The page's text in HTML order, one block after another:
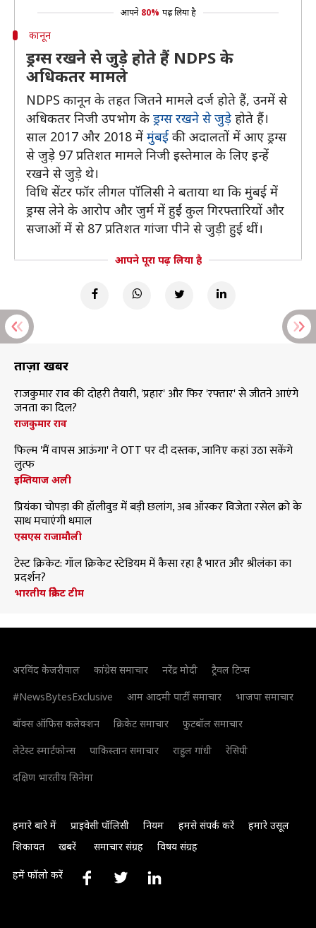
आपने 80% पढ़ लिया है
कानून
ड्रग्स रखने से जुड़े होते हैं NDPS के
अधिकतर मामले
NDPS कानून के तहत जितने मामले दर्ज होते हैं, उनमें से
अधिकतर निजी उपभोग के ड्रग्स रखने से जुड़े होते हैं।
साल 2017 और 2018 में मुंबई की अदालतों में आए ड्रग्स
से जुड़े 97 प्रतिशत मामले निजी इस्तेमाल के लिए इन्हें
रखने से जुड़े थे।
विधि सेंटर फॉर लीगल पॉलिसी ने बताया था कि मुंबई में
ड्रग्स लेने के आरोप और जुर्म में हुईं कुल गिरफ्तारियों और
सजाओं में से 87 प्रतिशत गांजा पीने से जुड़ी हुई थीं।
आपने पूरा पढ़ लिया है
ताज़ा खबरें
राजकुमार राव की दोहरी तैयारी, 'प्रहार' और फिर 'रफ्तार' से जीतने आएंगे
जनता का दिल?
राजकुमार राव
फिल्म 'मैं वापस आऊंगा' ने OTT पर दी दस्तक, जानिए कहां उठा सकेंगे
लुत्फ
इम्तियाज अली
प्रियंका चोपड़ा की हॉलीवुड में बड़ी छलांग, अब ऑस्कर विजेता रसेल क्रो के
साथ मचाएंगी धमाल
एसएस राजामौली
टेस्ट क्रिकेट: गॉल क्रिकेट स्टेडियम में कैसा रहा है भारत और श्रीलंका का
प्रदर्शन?
भारतीय क्रिकेट टीम
अरविंद केजरीवाल कांग्रेस समाचार नरेंद्र मोदी
ट्रैवल टिप्स
#NewsBytesExclusive
आम आदमी पार्टी समाचार
भाजपा समाचार
बॉक्स ऑफिस कलेक्शन
क्रिकेट समाचार
फुटबॉल समाचार
लेटेस्ट स्मार्टफोन्स
पाकिस्तान समाचार राहुल गांधी
रेसिपी
दक्षिण भारतीय सिनेमा
हमारे बारे में प्राइवेसी पॉलिसी नियम हमसे संपर्क करें
हमारे उसूल
शिकायत
खबरें समाचार संग्रह विषय संग्रह
हमें फॉलो करें